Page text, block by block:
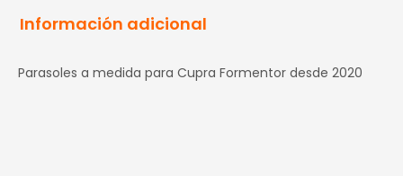
Información adicional
Parasoles a medida para Cupra Formentor desde 2020